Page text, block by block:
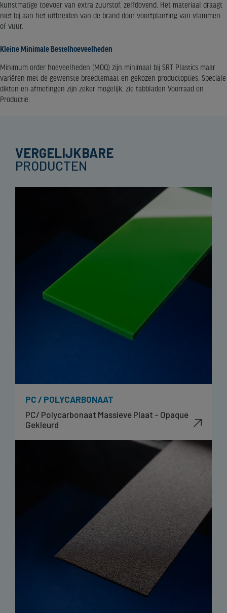
kunstmatige toevoer van extra zuurstof, zelfdovend. Het materiaal draagt
niet bij aan het uitbreiden van de brand door voortplanting van vlammen
of vuur.
Kleine Minimale Bestelhoeveelheden
Minimum order hoeveelheden (MOQ) zijn minimaal bij SRT Plastics maar
variëren met de gewenste breedtemaat en gekozen productopties. Speciale
dikten en afmetingen zijn zeker mogelijk, zie tabbladen Voorraad en
Productie.
VERGELIJKBARE
PRODUCTEN
PC / POLYCARBONAAT
PC/ Polycarbonaat Massieve Plaat - Opaque
Gekleurd